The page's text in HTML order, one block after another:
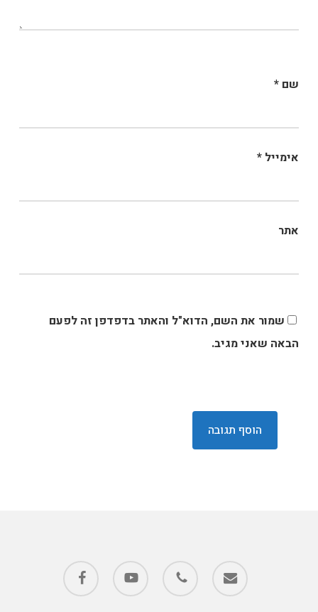
שם *
אימייל *
אתר
שמור את השם, הדוא"ל והאתר בדפדפן זה לפעם
הבאה שאני מגיב.
facebook youtube phone email